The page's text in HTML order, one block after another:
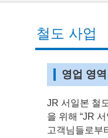
철도 사업
영업 영
JR 서일본 철
을 위해 “JR
고객님들로부